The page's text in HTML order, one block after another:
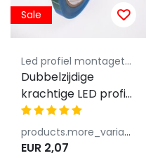
Sale
Led profiel montagetape
Dubbelzijdige
krachtige LED profiel
montage tape
12mm - 1 meter
products.more_variants_available
EUR 2,07